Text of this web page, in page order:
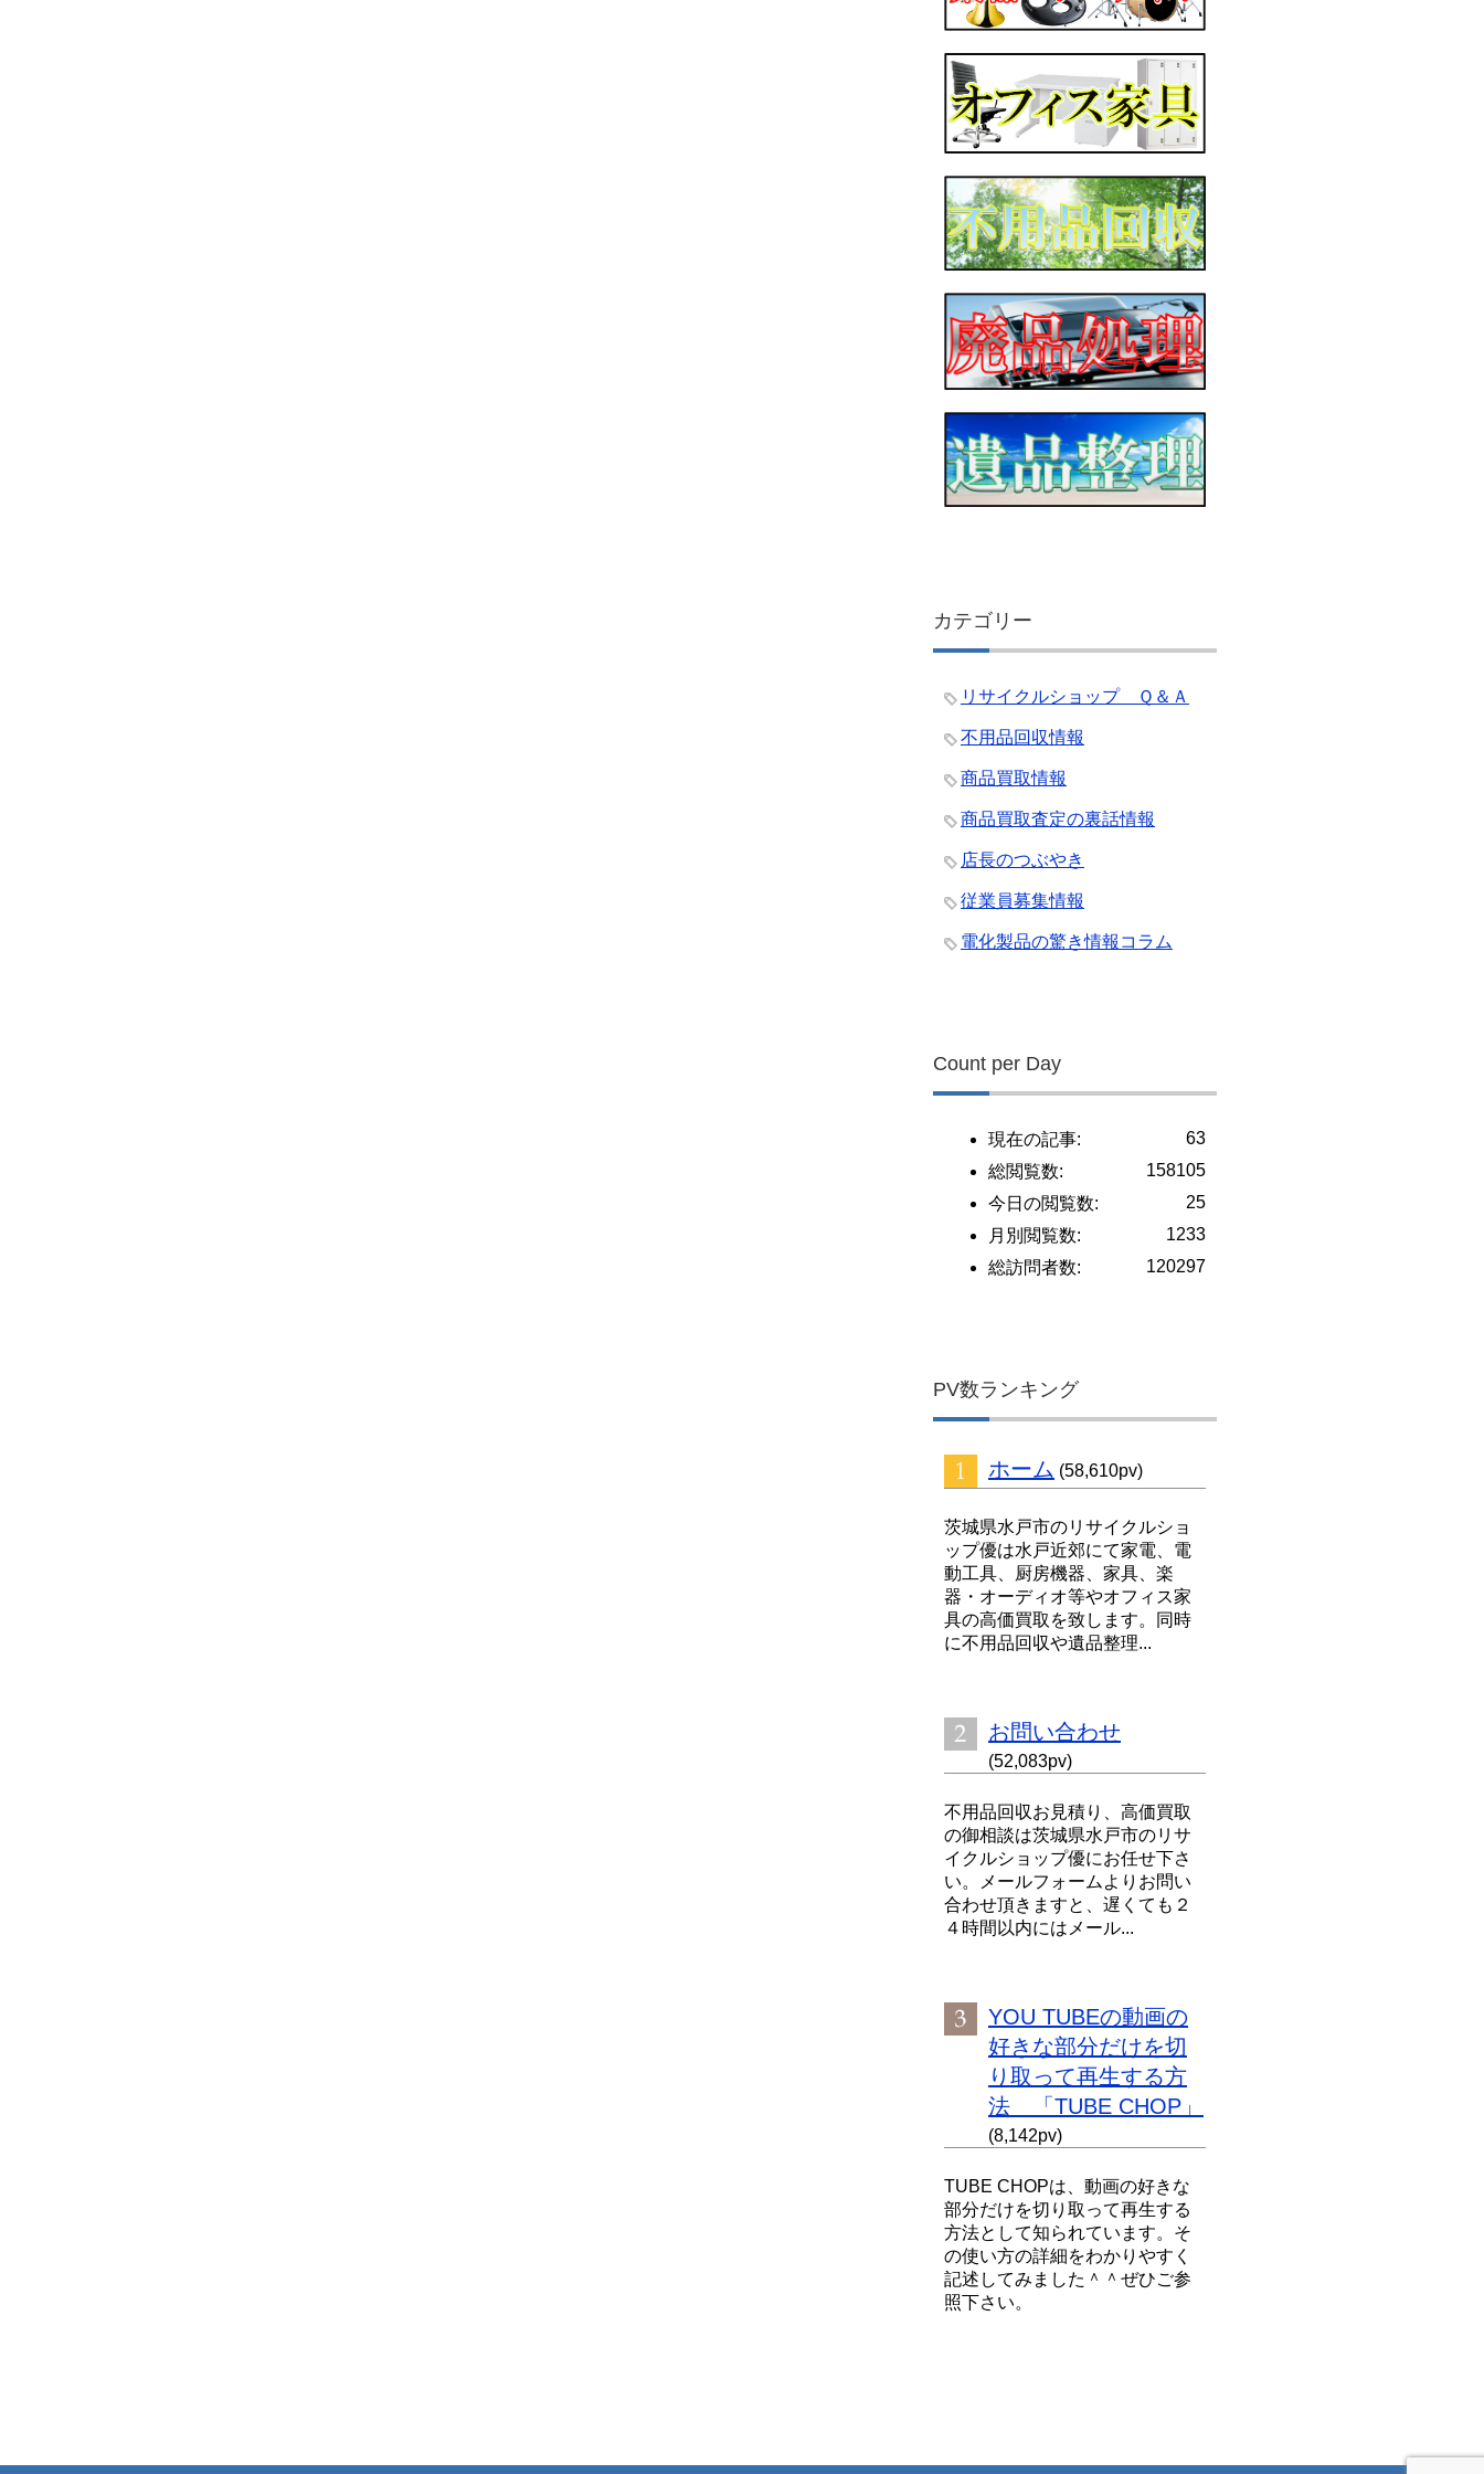
カテゴリー
リサイクルショップ Ｑ＆Ａ
不用品回収情報
商品買取情報
商品買取査定の裏話情報
店長のつぶやき
従業員募集情報
電化製品の驚き情報コラム
Count per Day
63
現在の記事:
158105
総閲覧数:
25
今日の閲覧数:
1233
月別閲覧数:
120297
総訪問者数:
PV数ランキング
ホーム (58,610pv)
茨城県水戸市のリサイクルショ
ップ優は水戸近郊にて家電、電
動工具、厨房機器、家具、楽
器・オーディオ等やオフィス家
具の高価買取を致します。同時
に不用品回収や遺品整理...
お問い合わせ
(52,083pv)
不用品回収お見積り、高価買取
の御相談は茨城県水戸市のリサ
イクルショップ優にお任せ下さ
い。メールフォームよりお問い
合わせ頂きますと、遅くても２
４時間以内にはメール...
YOU TUBEの動画の
好きな部分だけを切
り取って再生する方
法 「TUBE CHOP」
(8,142pv)
TUBE CHOPは、動画の好きな
部分だけを切り取って再生する
方法として知られています。そ
の使い方の詳細をわかりやすく
記述してみました＾＾ぜひご参
照下さい。